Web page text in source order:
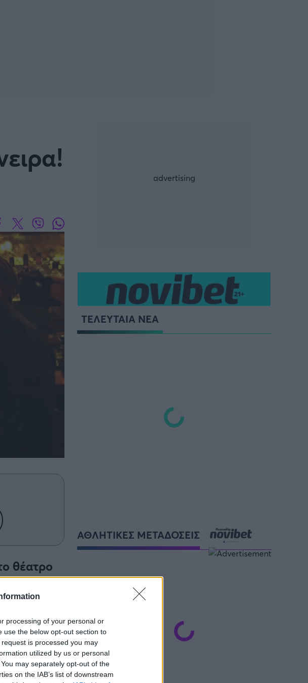
processing of your personal or
use the below opt-out section to
is processed you may
utilized by us or personal
may separately opt-out of the
on the IAB’s list of downstream
θέατρο
ΤΕΛΕΥΤΑΙΑ ΝΕΑ
ΑΘΛΗΤΙΚΕΣ ΜΕΤΑΔΟΣΕΙΣ